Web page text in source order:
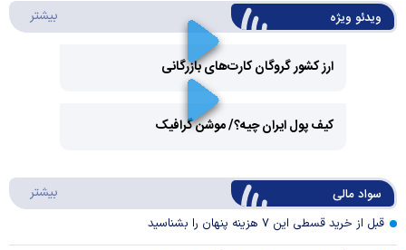
ویدئو ویژه بیشتر
ارز کشور گروگان کارت‌های بازرگانی
Video
کیف پول ایران چیه؟/ موشن گرافیک
سواد مالی بیشتر
قبل از خرید قسطی این ۷ هزینه پنهان را بشناسید